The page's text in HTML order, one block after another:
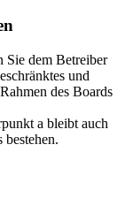
Sie dem Betreiber
und
des Boards
a bleibt auch